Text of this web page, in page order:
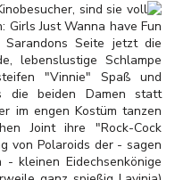
sind sie voll
Just Wanna have Fun
Seite jetzt die
lebenslustige Schlampe
"Vinnie" Spaß und
die beiden Damen statt
im engen Kostüm tanzen
Joint ihre "Rock-Cock
von Polaroids der - sagen
kleinen Eidechsenkönige